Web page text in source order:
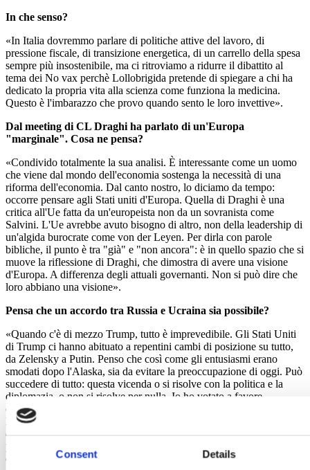
Consent Details
In che senso?
«In Italia dovremmo parlare di politiche attive del lavoro, di
pressione fiscale, di transizione energetica, di un carrello della spesa
sempre più insostenibile, ma ci ritroviamo a ridurre il dibattito al
tema dei No vax perchè Lollobrigida pretende di spiegare a chi ha
dedicato la propria vita alla scienza come funziona la medicina.
Questo è l'imbarazzo che provo quando sento le loro invettive».
Dal meeting di CL Draghi ha parlato di un'Europa
"marginale". Cosa ne pensa?
«Condivido totalmente la sua analisi. È interessante come un uomo
che viene dal mondo dell'economia sostenga la necessità di una
riforma dell'economia. Dal canto nostro, lo diciamo da tempo:
occorre pensare agli Stati uniti d'Europa. Quella di Draghi è una
critica all'Ue fatta da un'europeista non da un sovranista come
Salvini. L'Ue avrebbe avuto bisogno di altro, non della leadership di
un'algida burocrate come von der Leyen. Per dirla con parole
bibliche, il punto è tra "già" e "non ancora": è in quello spazio che si
muove la riflessione di Draghi, che dimostra di avere una visione
d'Europa. A differenza degli attuali governanti. Non si può dire che
loro abbiano una visione».
Pensa che un accordo tra Russia e Ucraina sia possibile?
«Quando c'è di mezzo Trump, tutto è imprevedibile. Gli Stati Uniti
di Trump ci hanno abituato a repentini cambi di posizione su tutto,
da Zelensky a Putin. Penso che così come gli entusiasmi erano
smodati dopo l'Alaska, sia da evitare la preoccupazione di oggi. Può
succedere di tutto: questa vicenda o si risolve con la politica e la
diplomazia, o non si risolve per nulla. Io ho votato a favore
dell'invio di armi all'Ucraina convintamente: senza il nostro sostegno
la Russia sarebbe già a Kiev. Ma sarebbe servito, e l'ho sempre
detto, anche un inviato europeo che costruisse le condizioni per la
pace. Non sappiamo che cosa accadrà a fronte dell'imprevedibilità
degli scenari».